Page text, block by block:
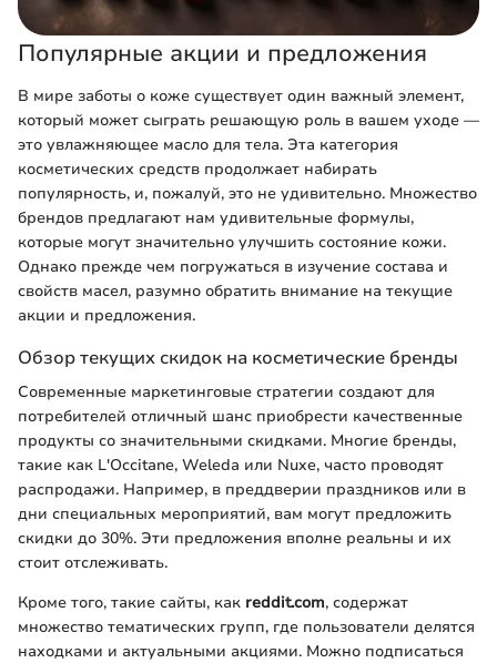
Популярные акции и предложения
В мире заботы о коже существует один важный элемент,
который может сыграть решающую роль в вашем уходе —
это увлажняющее масло для тела. Эта категория
косметических средств продолжает набирать
популярность, и, пожалуй, это не удивительно. Множество
брендов предлагают нам удивительные формулы,
которые могут значительно улучшить состояние кожи.
Однако прежде чем погружаться в изучение состава и
свойств масел, разумно обратить внимание на текущие
акции и предложения.
Обзор текущих скидок на косметические бренды
Современные маркетинговые стратегии создают для
потребителей отличный шанс приобрести качественные
продукты со значительными скидками. Многие бренды,
такие как L'Occitane, Weleda или Nuxe, часто проводят
распродажи. Например, в преддверии праздников или в
дни специальных мероприятий, вам могут предложить
скидки до 30%. Эти предложения вполне реальны и их
стоит отслеживать.
Кроме того, такие сайты, как reddit.com, содержат
множество тематических групп, где пользователи делятся
находками и актуальными акциями. Можно подписаться